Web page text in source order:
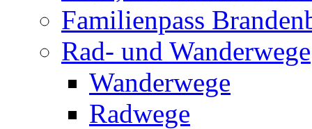
Familienpass
Rad- und Wanderwege
Wanderwege
Radwege